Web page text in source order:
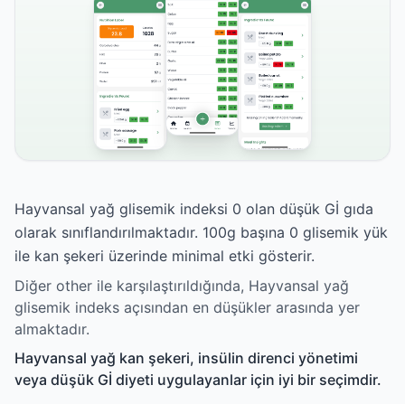
Hayvansal yağ glisemik indeksi 0 olan düşük Gİ gıda
olarak sınıflandırılmaktadır. 100g başına 0 glisemik yük
ile kan şekeri üzerinde minimal etki gösterir.
Diğer other ile karşılaştırıldığında, Hayvansal yağ
glisemik indeks açısından en düşükler arasında yer
almaktadır.
Hayvansal yağ kan şekeri, insülin direnci yönetimi
veya düşük Gİ diyeti uygulayanlar için iyi bir seçimdir.